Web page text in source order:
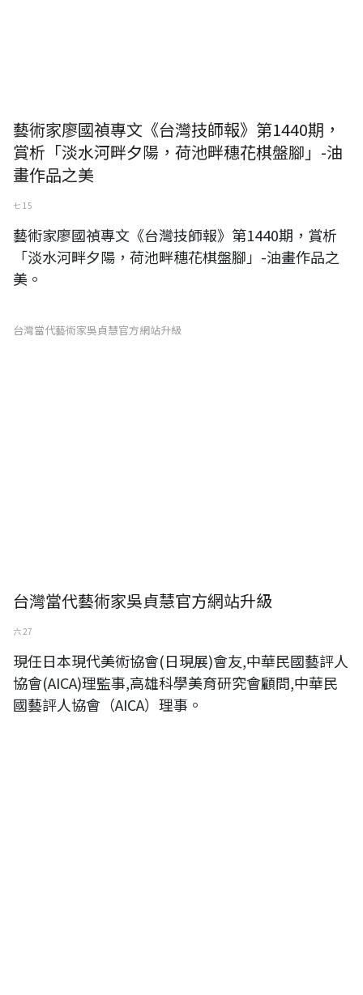
藝術家廖國禎專文《台灣技師報》第1440期，
賞析「淡水河畔夕陽，荷池畔穗花棋盤腳」-油
畫作品之美
七 15
藝術家廖國禎專文《台灣技師報》第1440期，賞析
「淡水河畔夕陽，荷池畔穗花棋盤腳」-油畫作品之
美。
台灣當代藝術家吳貞慧官方網站升級
台灣當代藝術家吳貞慧官方網站升級
六 27
現任日本現代美術協會(日現展)會友,中華民國藝評人
協會(AICA)理監事,高雄科學美育研究會顧問,中華民
國藝評人協會（AICA）理事。